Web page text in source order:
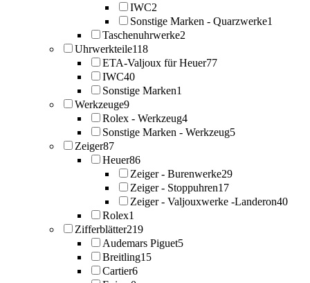
IWC2
Sonstige Marken - Quarzwerke1
Taschenuhrwerke2
Uhrwerkteile118
ETA-Valjoux für Heuer77
IWC40
Sonstige Marken1
Werkzeuge9
Rolex - Werkzeug4
Sonstige Marken - Werkzeug5
Zeiger87
Heuer86
Zeiger - Burenwerke29
Zeiger - Stoppuhren17
Zeiger - Valjouxwerke -Landeron40
Rolex1
Zifferblätter219
Audemars Piguet5
Breitling15
Cartier6